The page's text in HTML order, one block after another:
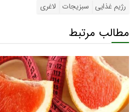
رژیم غذایی سبزیجات لاغری
مطالب مرتبط